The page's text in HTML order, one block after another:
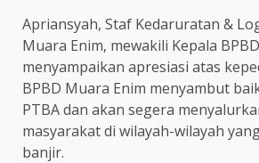
Apriansyah, Staf Kedaruratan &
Muara Enim, mewakili Kepala
menyampaikan apresiasi atas
BPBD Muara Enim menyambut
PTBA dan akan segera
masyarakat di wilayah-wilayah
banjir.